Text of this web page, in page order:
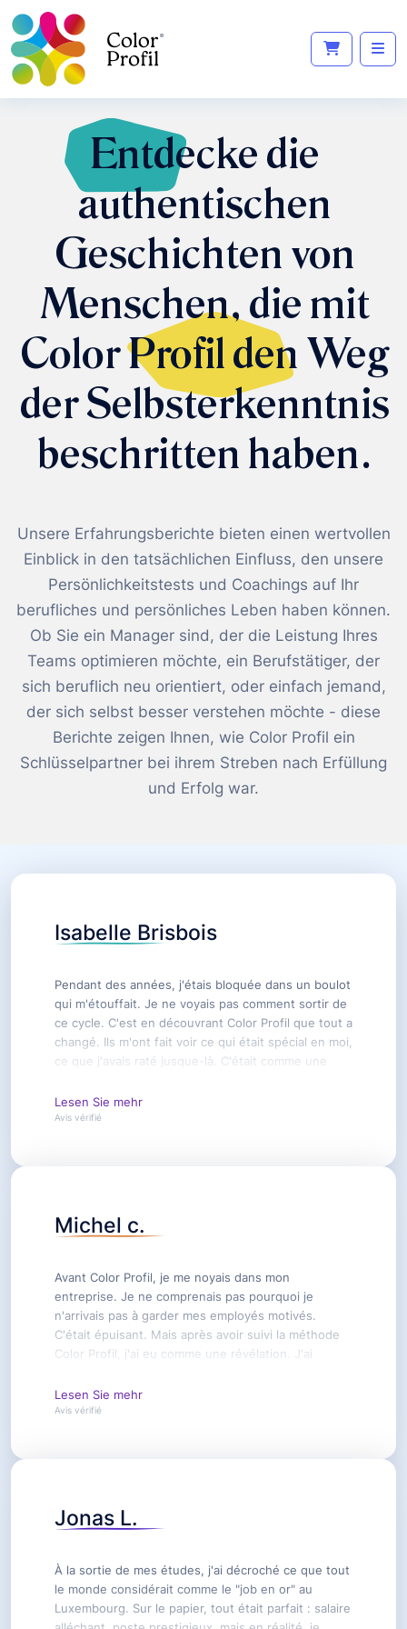
Entdeckedie
authentischen
Geschichten von
Menschen, die mit
ColorProfilden Weg
der Selbsterkenntnis
beschritten haben.
Unsere Erfahrungsberichte bieten einen wertvollen
Einblick in den tatsächlichen Einfluss, den unsere
Persönlichkeitstests und Coachings auf Ihr
berufliches und persönliches Leben haben können.
Ob Sie ein Manager sind, der die Leistung Ihres
Teams optimieren möchte, ein Berufstätiger, der
sich beruflich neu orientiert, oder einfach jemand,
der sich selbst besser verstehen möchte - diese
Berichte zeigen Ihnen, wie Color Profil ein
Schlüsselpartner bei ihrem Streben nach Erfüllung
und Erfolg war.
Isabelle Brisbois
Pendant des années, j'étais bloquée dans un boulot
qui m'étouffait. Je ne voyais pas comment sortir de
ce cycle. C'est en découvrant Color Profil que tout a
changé. Ils m'ont fait voir ce qui était spécial en moi,
ce que j'avais raté jusque-là. C'était comme une
sens vivante et reconnue. Un énorme merci à Color
Profil pour ce nouveau départ.
Lesen Sie mehr
Avis vérifié
Michel c.
Avant Color Profil, je me noyais dans mon
entreprise. Je ne comprenais pas pourquoi je
n'arrivais pas à garder mes employés motivés.
C'était épuisant. Mais après avoir suivi la méthode
Color Profil, j'ai eu comme une révélation. J'ai
comprendre ce qu'ils valaient vraiment. Aujourd'hui,
j'ai une équipe soudée et dynamique, et je n'aurais
Lesen Sie mehr
Avis vérifié
Jonas L.
À la sortie de mes études, j'ai décroché ce que tout
le monde considérait comme le "job en or" au
Luxembourg. Sur le papier, tout était parfait : salaire